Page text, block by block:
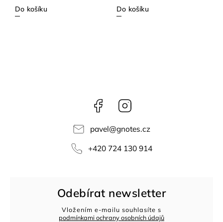
Do košíku Do košíku
Facebook
pavel@gnotes.cz
+420 724 130 914
Odebírat newsletter
Vložením e-mailu souhlasíte s
podmínkami ochrany osobních údajů